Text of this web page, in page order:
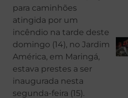
para caminhões
atingida por um
incêndio na tarde deste
domingo (14), no Jardim
América, em Maringá,
estava prestes a ser
inaugurada nesta
segunda-feira (15).